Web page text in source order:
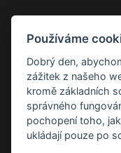
email:
Používáme
Dobrý den,
zážitek z našeho
kromě základních
správného
pochopení toho,
ukládají pouze po